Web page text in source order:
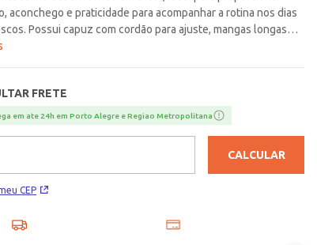
aconchego e praticidade para acompanhar a rotina nos dias
Possui capuz com cordão para ajuste, mangas longas
e acabamentos em pontos canelados, detalhes que
perfeita para compor produções casuais com um
e descomplicado. Uma escolha confortável e cheia de
completar a rotina com praticidade e bem-
FRETE
em ate 24h em Porto Alegre e Regiao Metropolitana
CEP
CALCULAR